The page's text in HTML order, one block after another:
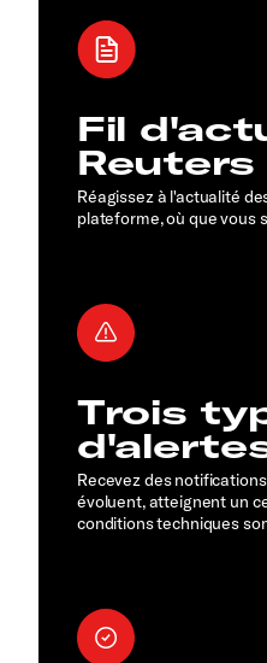
Fil
Reuters
Réagissez à l'actualité
plateforme, où que vous
Trois
Recevez des
évoluent, atteignent un
conditions techniques